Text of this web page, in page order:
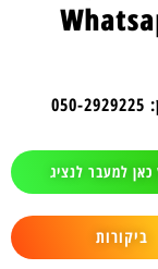
כאן למעבר לנציג
ביקורות